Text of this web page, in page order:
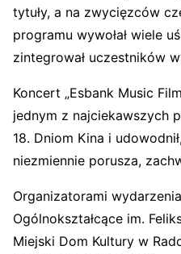
tytuły, a na zwycięzców
programu wywołał wiele
zintegrował uczestników
Koncert „Esbank Music
jednym z najciekawszych
18. Dniom Kina i
niezmiennie porusza,
Organizatorami
Ogólnokształcące im.
Miejski Dom Kultury w